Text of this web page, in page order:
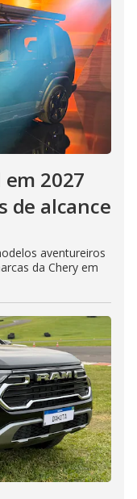
em 2027
de alcance
aventureiros
da Chery em